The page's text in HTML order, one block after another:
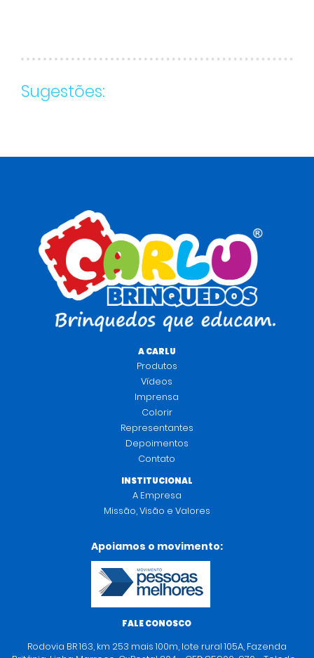
Sugestões:
A CARLU
Produtos
Vídeos
Imprensa
Colorir
Representantes
Depoimentos
Contato
INSTITUCIONAL
A Empresa
Missão, Visão e Valores
Apoiamos o movimento:
FALE CONOSCO
Rodovia BR 163, km 253 mais 100m, lote rural 105A, Fazenda